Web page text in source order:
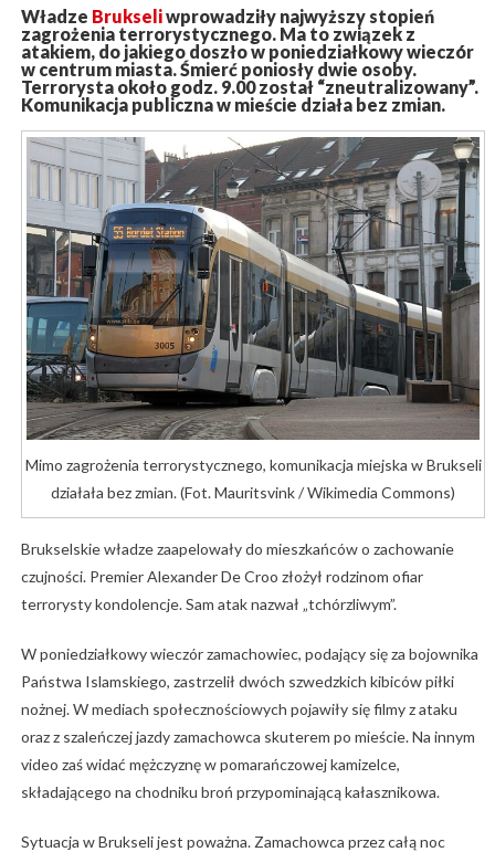
Władze Brukseliwprowadziły najwyższy stopień
zagrożenia terrorystycznego. Ma to związek z
atakiem, do jakiego doszło w poniedziałkowy wieczór
w centrum miasta. Śmierć poniosły dwie osoby.
Terrorysta około godz. 9.00 został “zneutralizowany”.
Komunikacja publiczna w mieście działa bez zmian.
Mimo zagrożenia terrorystycznego, komunikacja miejska w Brukseli
działała bez zmian. (Fot. Mauritsvink / Wikimedia Commons)
Brukselskie władze zaapelowały do mieszkańców o zachowanie
czujności. Premier Alexander De Croo złożył rodzinom ofiar
terrorysty kondolencje. Sam atak nazwał „tchórzliwym”.
W poniedziałkowy wieczór zamachowiec, podający się za bojownika
Państwa Islamskiego, zastrzelił dwóch szwedzkich kibiców piłki
nożnej. W mediach społecznościowych pojawiły się filmy z ataku
oraz z szaleńczej jazdy zamachowca skuterem po mieście. Na innym
video zaś widać mężczyznę w pomarańczowej kamizelce,
składającego na chodniku broń przypominającą kałasznikowa.
Sytuacja w Brukseli jest poważna. Zamachowca przez całą noc